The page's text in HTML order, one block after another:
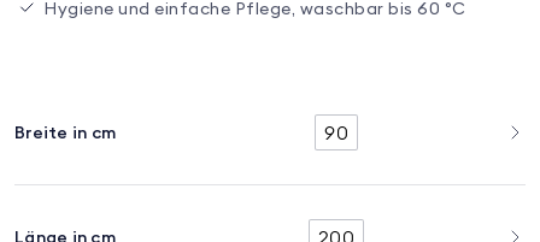
Hygiene und einfache Pflege, waschbar bis 60 °C
Breite in cm 90
Länge in cm 200